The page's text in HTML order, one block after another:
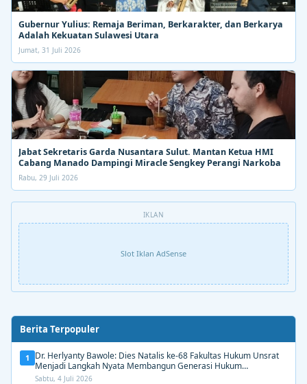
Gubernur Yulius: Remaja Beriman, Berkarakter, dan Berkarya
Adalah Kekuatan Sulawesi Utara
Jumat, 31 Juli 2026
Jabat Sekretaris Garda Nusantara Sulut. Mantan Ketua HMI
Cabang Manado Dampingi Miracle Sengkey Perangi Narkoba
Rabu, 29 Juli 2026
IKLAN
Slot Iklan AdSense
Berita Terpopuler
1
Dr. Herlyanty Bawole: Dies Natalis ke-68 Fakultas Hukum Unsrat
Menjadi Langkah Nyata Membangun Generasi Hukum
Berdampak
Sabtu, 4 Juli 2026